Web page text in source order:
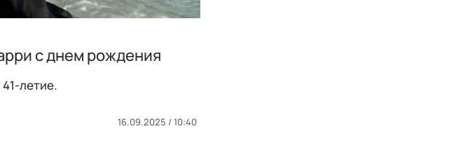
с днем рождения
летие.
16.09.2025 / 10:40